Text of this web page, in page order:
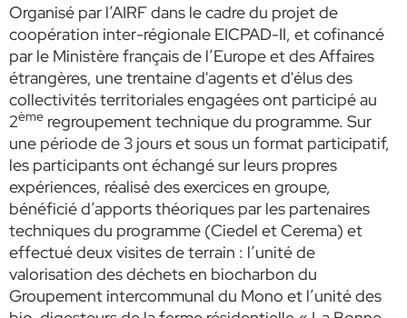
Organisé par l’AIRF dans le cadre du projet de
coopération inter-régionale EICPAD-II, et cofinancé
par le Ministère français de l’Europe et des Affaires
étrangères, une trentaine d'agents et d'élus des
collectivités territoriales engagées ont participé au
2ème regroupement technique du programme. Sur
une période de 3 jours et sous un format participatif,
les participants ont échangé sur leurs propres
expériences, réalisé des exercices en groupe,
bénéficié d’apports théoriques par les partenaires
techniques du programme (Ciedel et Cerema) et
effectué deux visites de terrain : l’unité de
valorisation des déchets en biocharbon du
Groupement intercommunal du Mono et l’unité des